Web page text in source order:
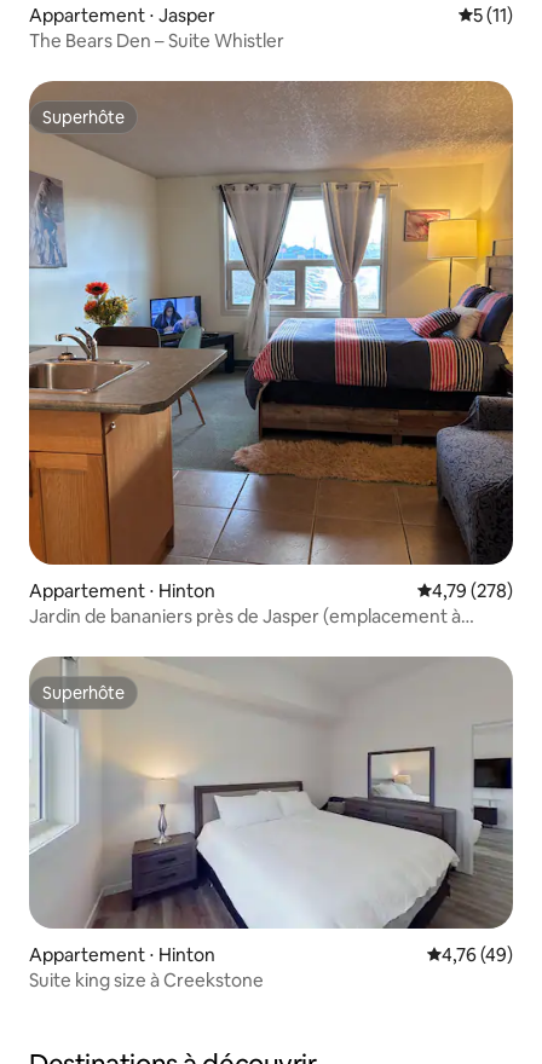
Appartement ⋅ Jasper
5 (11)
The Bears Den – Suite Whistler
Superhôte
Superhôte
Appartement ⋅ Hinton Évaluation
4,79 (278)
Jardin de bananiers près de Jasper (emplacement à
Superhôte
Superhôte
Appartement ⋅ Hinton Évaluation
4,76 (49)
Suite king size à Creekstone